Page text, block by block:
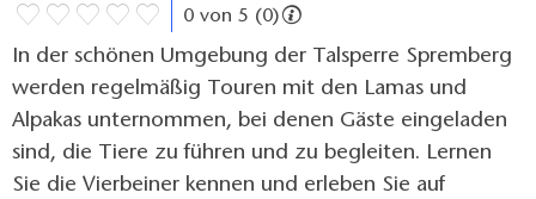
0 von 5 (0)
In der schönen Umgebung der Talsperre Spremberg
werden regelmäßig Touren mit den Lamas und
Alpakas unternommen, bei denen Gäste eingeladen
sind, die Tiere zu führen und zu begleiten. Lernen
Sie die Vierbeiner kennen und erleben Sie auf